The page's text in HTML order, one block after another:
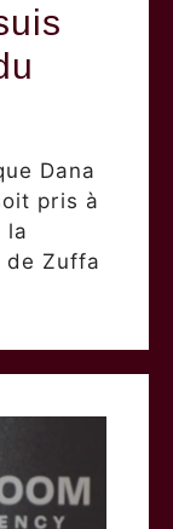
Dana
pris à
la
de Zuffa